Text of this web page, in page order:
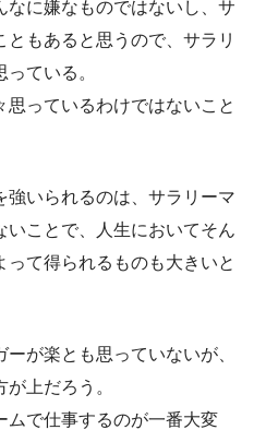
に嫌なものではないし、サ
もあると思うので、サラリ
ている。
っているわけではないこと
いられるのは、サラリーマ
いことで、人生においてそん
て得られるものも大きいと
が楽とも思っていないが、
上だろう。
ムで仕事するのが一番大変